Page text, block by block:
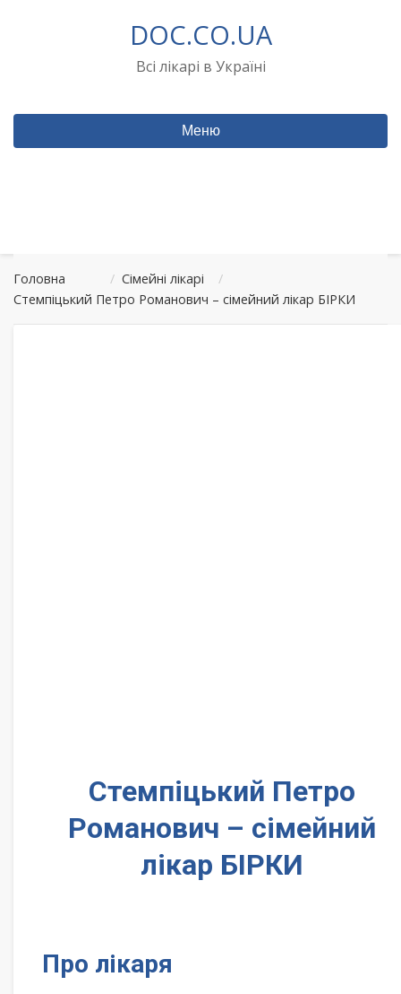
DOC.CO.UA
Всі лікарі в Україні
Меню
Головна / Сімейні лікарі
/
Стемпіцький Петро Романович – сімейний лікар БІРКИ
Стемпіцький Петро
Романович – сімейний
лікар БІРКИ
Про лікаря